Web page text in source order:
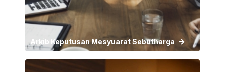
Arkib Keputusan Mesyuarat Sebutharga